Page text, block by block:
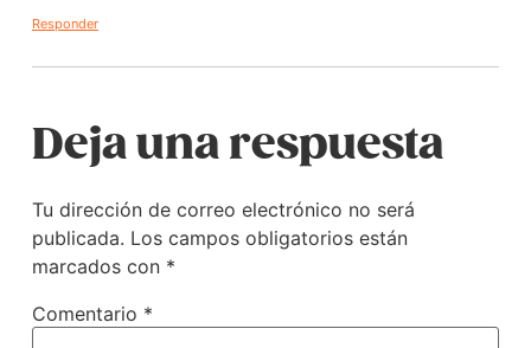
Responder
Deja una respuesta
Tu dirección de correo electrónico no será
publicada. Los campos obligatorios están
marcados con *
Comentario *